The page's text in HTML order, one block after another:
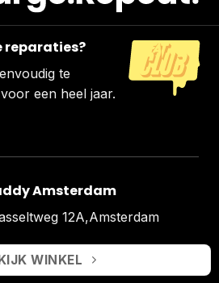
reparaties?
te
een heel jaar.
Amsterdam
12A,Amsterdam
WINKEL